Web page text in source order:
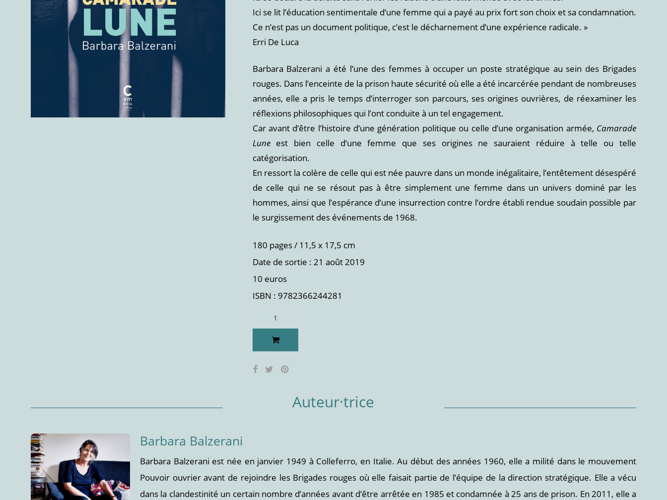
Ici se lit l’éducation sentimentale d’une femme qui a payé au prix fort son choix et sa condamnation.
Ce n’est pas un document politique, c’est le décharnement d’une expérience radicale. »
Erri De Luca
Barbara Balzerani a été l’une des femmes à occuper un poste stratégique au sein des Brigades
rouges. Dans l’enceinte de la prison haute sécurité où elle a été incarcérée pendant de nombreuses
années, elle a pris le temps d’interroger son parcours, ses origines ouvrières, de réexaminer les
réflexions philosophiques qui l’ont conduite à un tel engagement.
Car avant d’être l’histoire d’une génération politique ou celle d’une organisation armée, Camarade
Luneest bien celle d’une femme que ses origines ne sauraient réduire à telle ou telle
catégorisation.
En ressort la colère de celle qui est née pauvre dans un monde inégalitaire, l’entêtement désespéré
de celle qui ne se résout pas à être simplement une femme dans un univers dominé par les
hommes, ainsi que l’espérance d’une insurrection contre l’ordre établi rendue soudain possible par
le surgissement des événements de 1968.
180 pages / 11,5 x 17,5 cm
Date de sortie : 21 août 2019
10 euros
ISBN : 9782366244281
Auteur·trice
Barbara Balzerani
Barbara Balzerani est née en janvier 1949 à Colleferro, en Italie. Au début des années 1960, elle a milité dans le mouvement
Pouvoir ouvrier avant de rejoindre les Brigades rouges où elle faisait partie de l’équipe de la direction stratégique. Elle a vécu
dans la clandestinité un certain nombre d’années avant d’être arrêtée en 1985 et condamnée à 25 ans de prison. En 2011, elle a